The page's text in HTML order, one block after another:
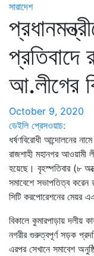
সারাদেশ
প্রতিবাদে
আ.লীগের
October 9, 2020
ডেইলি প্রেসওয়াচ:
ধর্ষণবিরোধী আন্দোলনের
রাজশাহী মহানগর আওয়ামী
হয়েছে। বৃহস্পতিবার (৮
সমাবেশে সভাপতিত্ব করেন
সিটি করপোরেশনের মেয়র
বিকালে কুমারপাড়ায় দলীয়
নগরীর গুরুত্বপূর্ণ সড়ক
এরপর সেখানে সমাবেশ